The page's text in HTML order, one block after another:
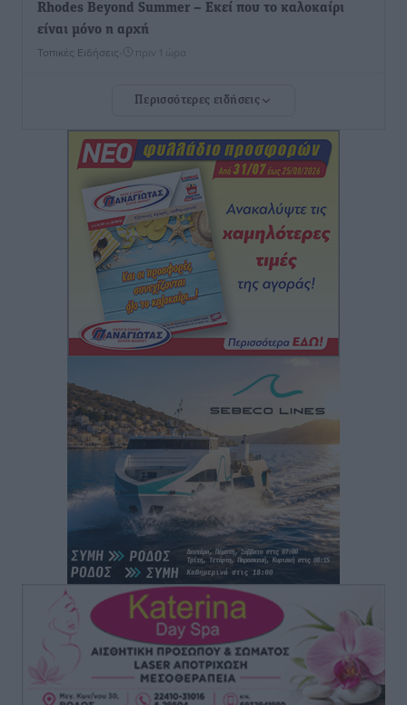
Rhodes Beyond Summer – Εκεί που το καλοκαίρι
είναι μόνο η αρχή
Τοπικές Ειδήσεις πριν 1 ώρα
Κικίλιας: Μειώθηκαν κατά 34% οι μεταναστευτικές
• πριν 1 ώρα
Κως: Γερμανός τουρίστας κέρδισε αποζημίωση 900
ευρώ επειδή δεν βρήκε ξαπλώστρες στις
οικογενειακές διακοπές του
Τοπικές Ειδήσεις πριν 1 ώρα
Ο γεωεντοπισμός μέσω 112 «έσωσε» Δανό περιπατητή
στη Ρόδο
Τοπικές Ειδήσεις• πριν 1 ώρα
Σύμη: Ανασύρθηκε σορός άνδρα – Εξετάζεται αν είναι
ο 8ος Γερμανός που αγνοούνταν μετά την παράσυρσή
ιστιοφόρου
Τοπικές Ειδήσεις πριν 1 ώρα
Ερώτηση στην Ευρωπαϊκή Επιτροπή για τις
αλλεπάλληλες πυρκαγιές που ξεσπούν από μονάδες
ανακύκλωσης και ΧΥΤΑ και την επικίνδυνη έκθεση
σε καρκινογόνες τοξικές ουσίες
Ειδήσεις πριν 1 ώρα
Συλλυπητήριο μήνυμα του Δημάρχου Ρόδου
Αλέξανδρου Κολιάδη για την απώλεια του Θοδωρή
Παπαθεοδώρου
Περισσότερες ειδήσεις